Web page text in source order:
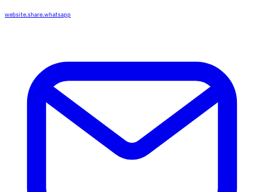
website.share.whatsapp